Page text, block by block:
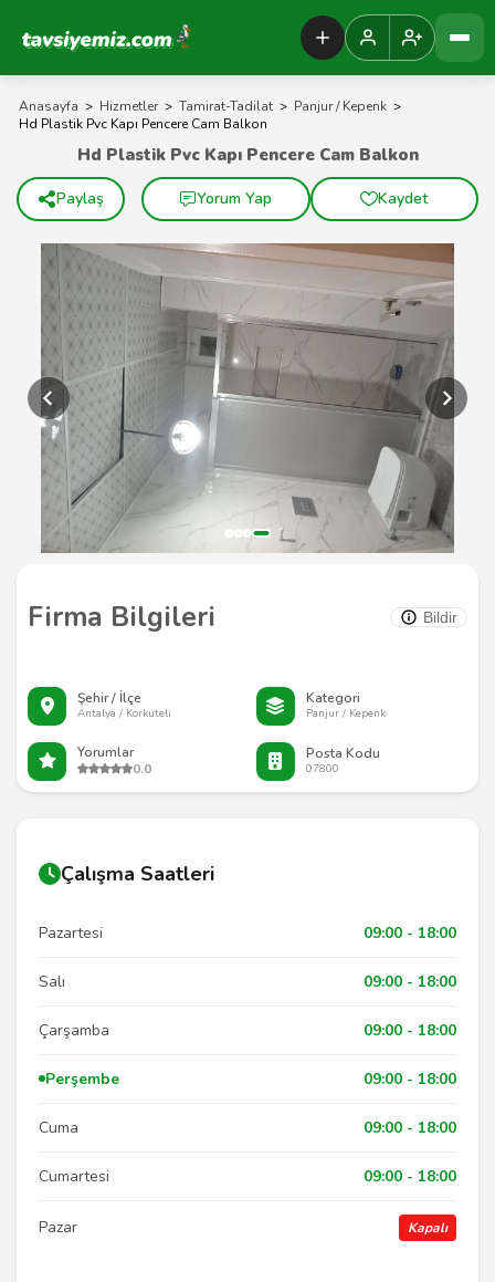
Tavsiyemiz Anasayfa
Anasayfa > Hizmetler > Tamirat-Tadilat > Panjur / Kepenk >
Hd Plastik Pvc Kapı Pencere Cam Balkon
Firma Bilgileri Bildir
Şehir / İlçe
Antalya / Korkuteli
Kategori
Panjur / Kepenk
Yorumlar
0.0
Posta Kodu
07800
Hd Plastik Pvc Kapı Pencere Cam Balkon
Paylaş Yorum Yap Kaydet
Çalışma Saatleri
Pazartesi 09:00 - 18:00
Salı 09:00 - 18:00
Çarşamba 09:00 - 18:00
Perşembe 09:00 - 18:00
Cuma 09:00 - 18:00
Cumartesi 09:00 - 18:00
Pazar Kapalı